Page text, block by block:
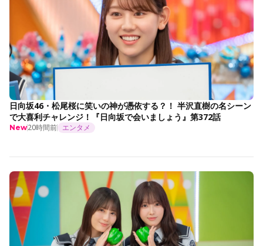
日向坂46・松尾桜に笑いの神が憑依する？！ 半沢直樹の名シーン
で大喜利チャレンジ！『日向坂で会いましょう』第372話
New20時間前 エンタメ